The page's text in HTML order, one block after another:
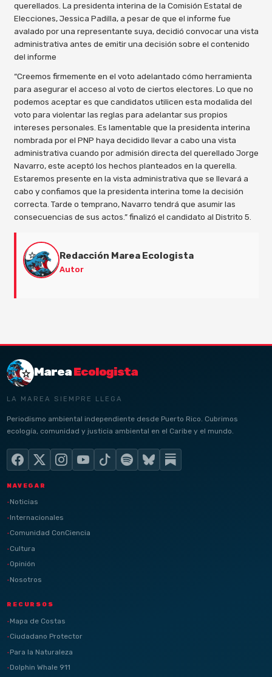
querellados. La presidenta interina de la Comisión Estatal de
Elecciones, Jessica Padilla, a pesar de que el informe fue
avalado por una representante suya, decidió convocar una vista
administrativa antes de emitir una decisión sobre el contenido
del informe
“Creemos firmemente en el voto adelantado cómo herramienta
para asegurar el acceso al voto de ciertos electores. Lo que no
podemos aceptar es que candidatos utilicen esta modalida del
voto para violentar las reglas para adelantar sus propios
intereses personales. Es lamentable que la presidenta interina
nombrada por el PNP haya decidido llevar a cabo una vista
administrativa cuando por admisión directa del querellado Jorge
Navarro, este aceptó los hechos planteados en la querella.
Estaremos presente en la vista administrativa que se llevará a
cabo y confiamos que la presidenta interina tome la decisión
correcta. Tarde o temprano, Navarro tendrá que asumir las
consecuencias de sus actos.” finalizó el candidato al Distrito 5.
Redacción Marea Ecologista
Autor
MareaEcologista
LA MAREA SIEMPRE LLEGA
Periodismo ambiental independiente desde Puerto Rico. Cubrimos
ecología, comunidad y justicia ambiental en el Caribe y el mundo.
NAVEGAR
Noticias
Internacionales
Comunidad ConCiencia
Cultura
Opinión
Nosotros
RECURSOS
Mapa de Costas
Ciudadano Protector
Para la Naturaleza
Dolphin Whale 911